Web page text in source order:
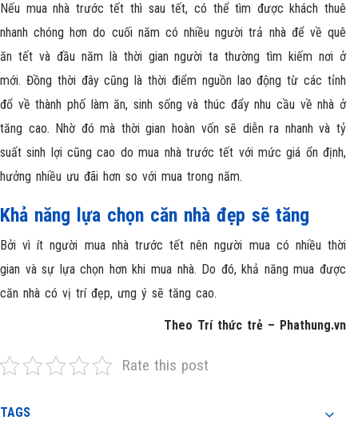
Nếu mua nhà trước tết thì sau tết, có thể tìm được khách thuê
nhanh chóng hơn do cuối năm có nhiều người trả nhà để về quê
ăn tết và đầu năm là thời gian người ta thường tìm kiếm nơi ở
mới. Đồng thời đây cũng là thời điểm nguồn lao động từ các tỉnh
đổ về thành phố làm ăn, sinh sống và thúc đẩy nhu cầu về nhà ở
tăng cao. Nhờ đó mà thời gian hoàn vốn sẽ diễn ra nhanh và tỷ
suất sinh lợi cũng cao do mua nhà trước tết với mức giá ổn định,
hưởng nhiều ưu đãi hơn so với mua trong năm.
Khả năng lựa chọn căn nhà đẹp sẽ tăng
Bởi vì ít người mua nhà trước tết nên người mua có nhiều thời
gian và sự lựa chọn hơn khi mua nhà. Do đó, khả năng mua được
căn nhà có vị trí đẹp, ưng ý sẽ tăng cao.
Theo Trí thức trẻ – Phathung.vn
Rate this post
TAGS